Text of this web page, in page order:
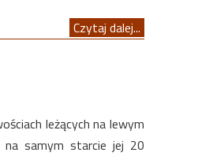
Czytaj dalej...
leżących na lewym
na samym starcie jej 20